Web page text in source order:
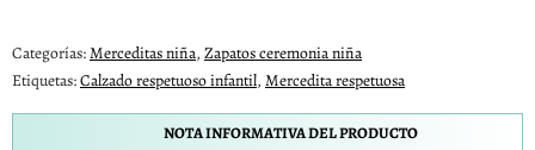
Categorías:Merceditas niña, Zapatos ceremonia niña
Etiquetas:Calzado respetuoso infantil, Mercedita respetuosa
NOTA INFORMATIVA DEL PRODUCTO